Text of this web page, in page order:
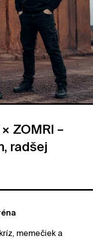
ZOMRI –
radšej
memečiek a